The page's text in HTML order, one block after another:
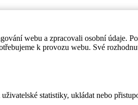
webu a zpracovali osobní údaje.
k provozu webu. Své
statistiky, ukládat nebo